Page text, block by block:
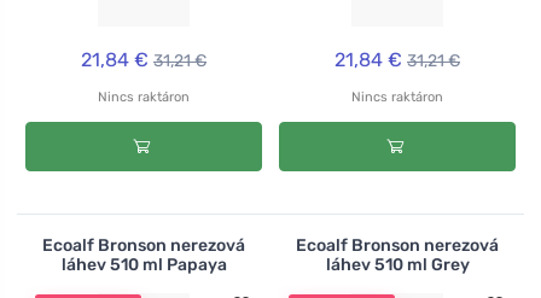
21,84 € 31,21 €
Nincs raktáron
21,84 € 31,21 €
Nincs raktáron
Ecoalf Bronson nerezová
láhev 510 ml Papaya
Ecoalf Bronson nerezová
láhev 510 ml Grey